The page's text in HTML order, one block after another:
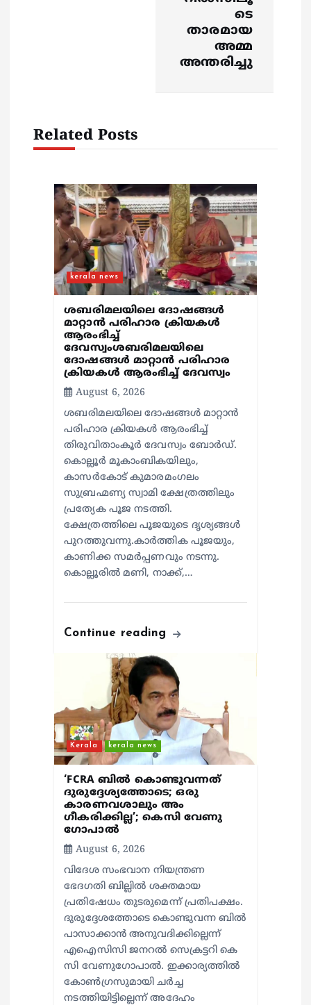
a
ടെ
താരമായ
അമ്മ
അന്തരിച്ചു
Related Posts
kerala news
ശബരിമലയിലെ ദോഷങ്ങൾ
മാറ്റാൻ പരിഹാര ക്രിയകൾ
ആരംഭിച്ച്
ദേവസ്വംശബരിമലയിലെ
ദോഷങ്ങൾ മാറ്റാൻ പരിഹാര
ക്രിയകൾ ആരംഭിച്ച് ദേവസ്വം
August 6, 2026
ശബരിമലയിലെ ദോഷങ്ങൾ മാറ്റാൻ
പരിഹാര ക്രിയകൾ ആരംഭിച്ച്
തിരുവിതാംകൂർ ദേവസ്വം ബോർഡ്.
കൊല്ലൂർ മൂകാംബികയിലും,
കാസർകോട് കുമാരമംഗലം
സുബ്രഹ്മണ്യ സ്വാമി ക്ഷേത്രത്തിലും
പ്രത്യേക പൂജ നടത്തി.
ക്ഷേത്രത്തിലെ പൂജയുടെ ദൃശ്യങ്ങൾ
പുറത്തുവന്നു.കാർത്തിക പൂജയും,
കാണിക്ക സമർപ്പണവും നടന്നു.
കൊല്ലൂരിൽ മണി, നാക്ക്,…
Continue reading
Kerala kerala news
‘FCRA ബിൽ കൊണ്ടുവന്നത്
ദുരുദ്ദേശ്യത്തോടെ; ഒരു
കാരണവശാലും അം​
ഗീകരിക്കില്ല’; കെസി വേണു​
ഗോപാൽ
August 6, 2026
വിദേശ സംഭവാന നിയന്ത്രണ
ഭേദഗതി ബില്ലിൽ ശക്തമായ
പ്രതിഷേധം തുടരുമെന്ന് പ്രതിപക്ഷം.
ദുരുദ്ദേശത്തോടെ കൊണ്ടുവന്ന ബിൽ
പാസാക്കാൻ അനുവദിക്കില്ലെന്ന്
എഐസിസി ജനറൽ സെക്രട്ടറി കെ
സി വേണുഗോപാൽ. ഇക്കാര്യത്തിൽ
കോൺഗ്രസുമായി ചർച്ച
നടത്തിയിട്ടില്ലെന്ന് അദേഹം